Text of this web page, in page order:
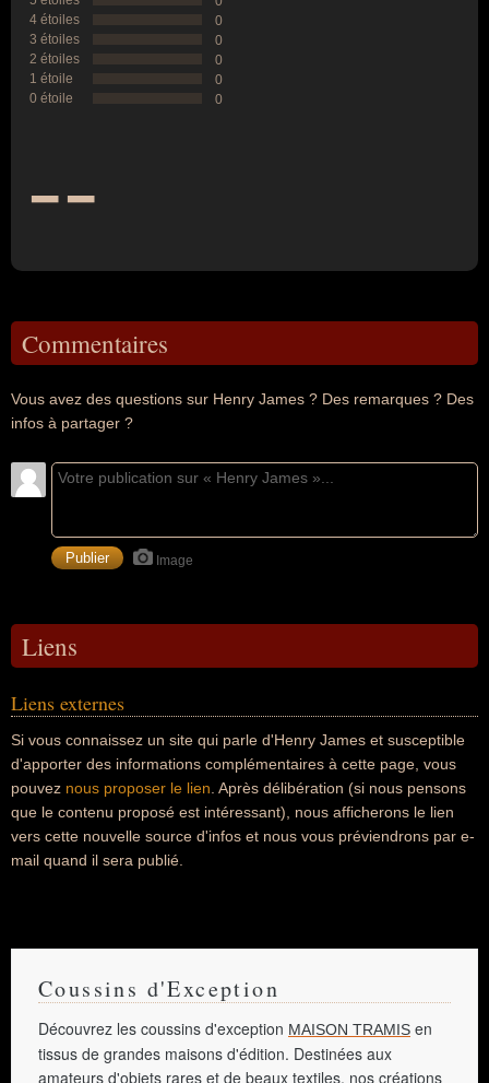
4 étoiles
0
3 étoiles
0
2 étoiles
0
1 étoile
0
0 étoile
0
--
Commentaires
Vous avez des questions sur Henry James ? Des remarques ? Des
infos à partager ?
Image
Liens
Liens externes
Si vous connaissez un site qui parle d'Henry James et susceptible
d'apporter des informations complémentaires à cette page, vous
pouvez nous proposer le lien . Après délibération (si nous pensons
que le contenu proposé est intéressant), nous afficherons le lien
vers cette nouvelle source d'infos et nous vous préviendrons par e-
mail quand il sera publié.
Coussins d'Exception
Découvrez les coussins d'exception MAISON TRAMIS en
tissus de grandes maisons d'édition. Destinées aux
amateurs d'objets rares et de beaux textiles, nos créations